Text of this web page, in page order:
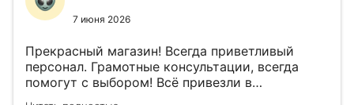
7 июня 2026
Прекрасный магазин! Всегда приветливый
персонал. Грамотные консультации, всегда
помогут с выбором! Всё привезли в
назначенный день!